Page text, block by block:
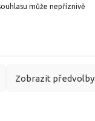
může nepříznivě
Zobrazit předvolby